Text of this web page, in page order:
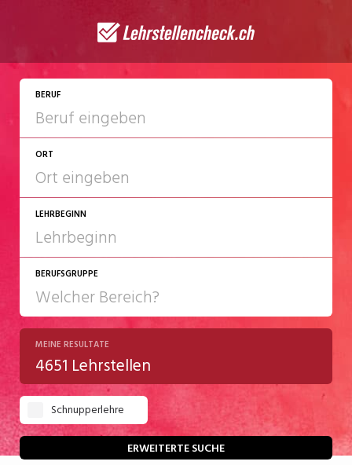
BERUF
ORT
LEHRBEGINN
2027
2028
BERUFSGRUPPE
Chemie/Pharma
Gastgewerbe
Gesundheit/Pflege/Soziales
Handwerk/Technik
MEINE RESULTATE
4651 Lehrstellen
Schnupperlehre
ERWEITERTE SUCHE